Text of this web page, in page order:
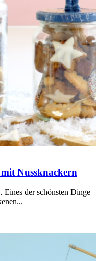
Nussknackern
der schönsten Dinge